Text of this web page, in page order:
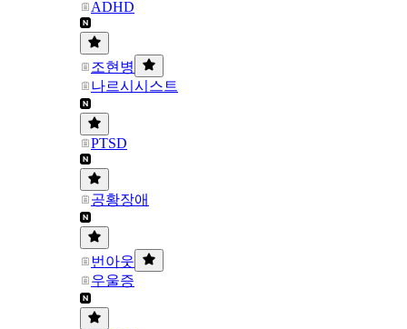
ADHD
조현병
나르시시스트
PTSD
공황장애
번아웃
우울증